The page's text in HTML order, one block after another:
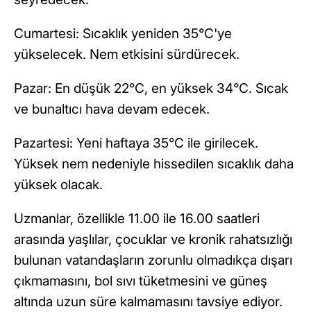
Cumartesi: Sıcaklık yeniden 35°C'ye
yükselecek. Nem etkisini sürdürecek.
Pazar: En düşük 22°C, en yüksek 34°C. Sıcak
ve bunaltıcı hava devam edecek.
Pazartesi: Yeni haftaya 35°C ile girilecek.
Yüksek nem nedeniyle hissedilen sıcaklık daha
yüksek olacak.
Uzmanlar, özellikle 11.00 ile 16.00 saatleri
arasında yaşlılar, çocuklar ve kronik rahatsızlığı
bulunan vatandaşların zorunlu olmadıkça dışarı
çıkmamasını, bol sıvı tüketmesini ve güneş
altında uzun süre kalmamasını tavsiye ediyor.